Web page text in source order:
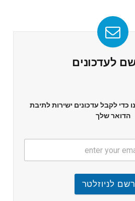
לעדכונים
כדי לקבל עדכונים ישירות לתיבת
הדואר שלך
לניוזלטר